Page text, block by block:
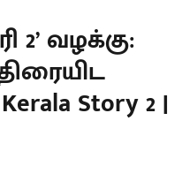
2’ வழக்கு:
Story 2 |